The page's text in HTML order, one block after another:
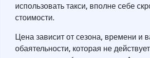
использовать такси, вполне себе
стоимости.
Цена зависит от сезона, времени и
обаятельности, которая не